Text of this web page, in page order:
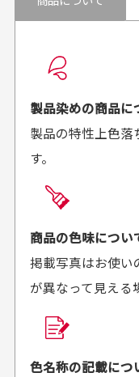
良かった！
がとうございます
に梱包されていて
の状態も良好でした
があればよろしく
お届け希望日時
ご注文時にご指
商品の受け渡し
頂いております
商品購入から
か？
平日午前9時ま
製品染めの商品に
製品の特性上色落
す。
商品の色味につい
掲載写真はお使い
が異なって見える
色名称の記載につ